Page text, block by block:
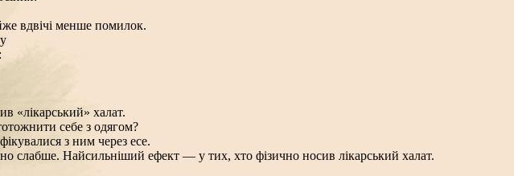
вдвічі менше помилок.
«лікарський» халат.
себе з одягом?
з ним через есе.
слабше. Найсильніший ефект — у тих, хто фізично носив лікарський халат.